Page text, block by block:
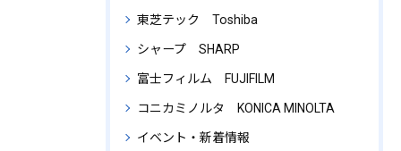
東芝テック Toshiba
シャープ SHARP
富士フィルム FUJIFILM
コニカミノルタ KONICA MINOLTA
イベント・新着情報